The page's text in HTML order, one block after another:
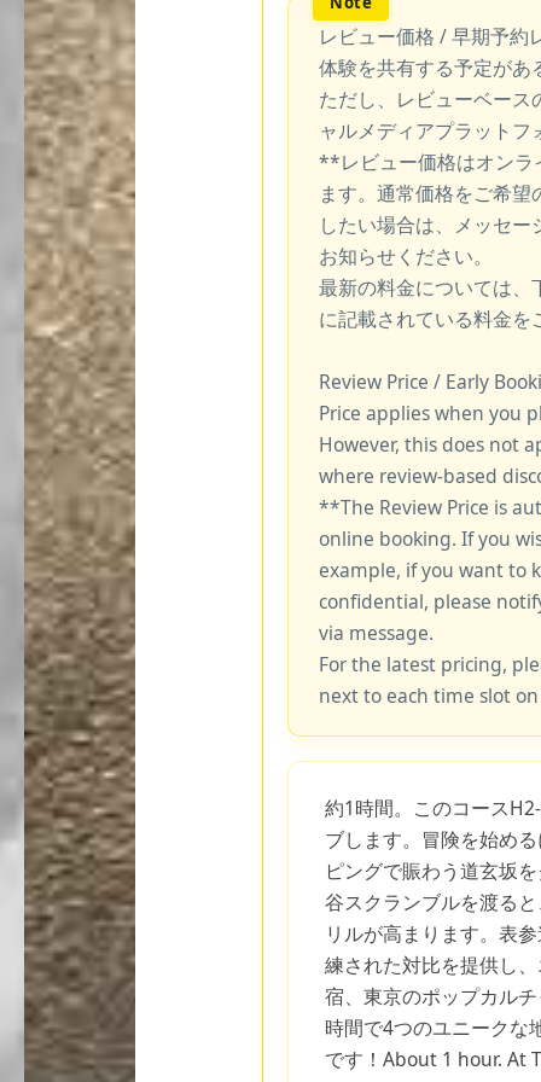
レビュー価格 / 早期予約
体験を共有する予定があ
ただし、レビューベー
ャルメディアプラット
**レビュー価格はオンラ
ます。通常価格をご希
したい場合は、メッセ
お知らせください。
最新の料金については、
に記載されている料金を
Review Price / Early
Price applies when you
However, this does not
where review-based
**The Review Price is
online booking. If you
example, if you want to
confidential, please
via message.
For the latest pricing,
next to each time slot
約1時間。このコース
ブします。冒険を始め
ピングで賑わう道玄坂
谷スクランブルを渡る
リルが高まります。表
練された対比を提供し
宿、東京のポップカル
時間で4つのユニーク
です！About 1 hour. At